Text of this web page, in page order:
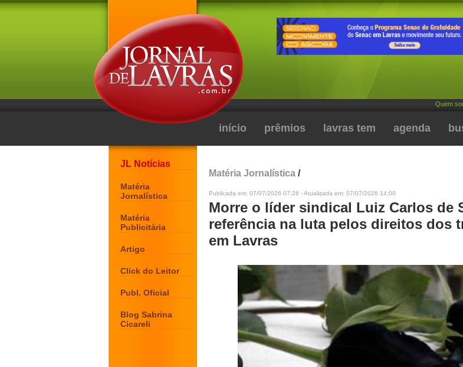
Quem
início prêmios lavras tem agenda
JL Notícias
Matéria
Jornalística
Matéria
Publicitária
Artigo
Click do Leitor
Publ. Oficial
Blog Sabrina
Cicareli
Matéria Jornalística /
Publicada em: 07/07/2026 07:26 - Atualizada em: 07/07/2026 14:00
Morre o líder sindical Luiz Carlos de
referência na luta pelos direitos dos
em Lavras